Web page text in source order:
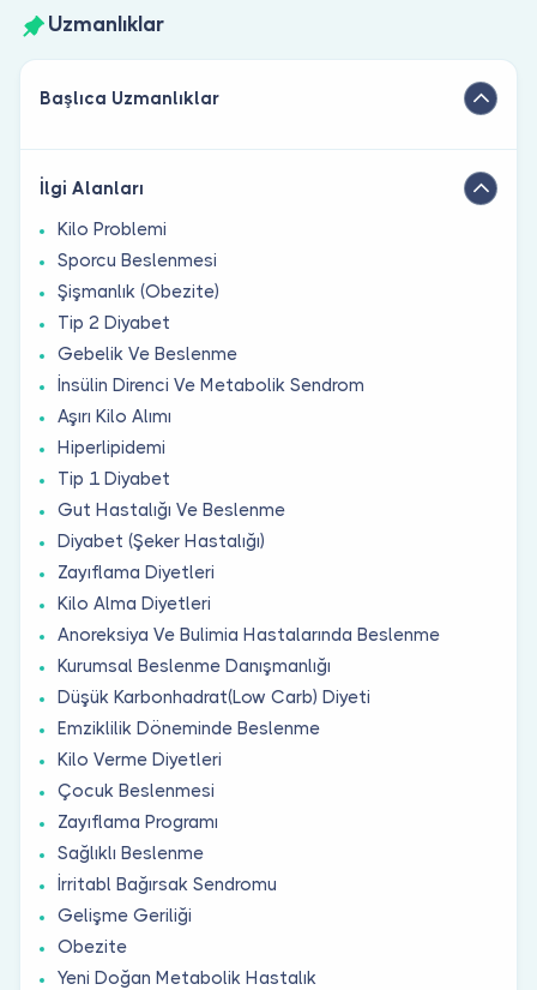
Uzmanlıklar
Başlıca Uzmanlıklar
İlgi Alanları
Kilo Problemi
Sporcu Beslenmesi
Şişmanlık (Obezite)
Tip 2 Diyabet
Gebelik Ve Beslenme
İnsülin Direnci Ve Metabolik Sendrom
Aşırı Kilo Alımı
Hiperlipidemi
Tip 1 Diyabet
Gut Hastalığı Ve Beslenme
Diyabet (Şeker Hastalığı)
Zayıflama Diyetleri
Kilo Alma Diyetleri
Anoreksiya Ve Bulimia Hastalarında Beslenme
Kurumsal Beslenme Danışmanlığı
Düşük Karbonhadrat(Low Carb) Diyeti
Emziklilik Döneminde Beslenme
Kilo Verme Diyetleri
Çocuk Beslenmesi
Zayıflama Programı
Sağlıklı Beslenme
İrritabl Bağırsak Sendromu
Gelişme Geriliği
Obezite
Yeni Doğan Metabolik Hastalık